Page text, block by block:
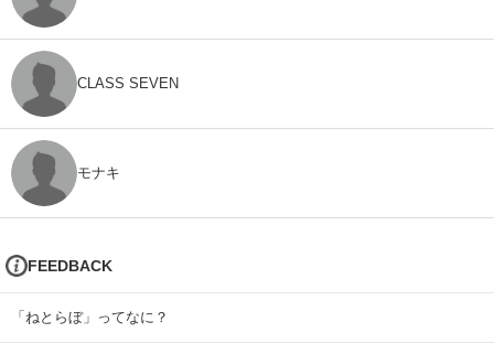
CLASS SEVEN
モナキ
FEEDBACK
「ねとらぼ」ってなに？